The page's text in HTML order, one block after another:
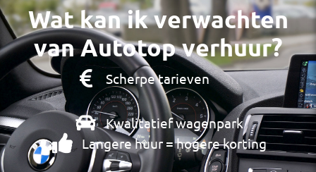
Wat kan ik verwachten
van Autotop verhuur?
Scherpe tarieven
Kwalitatief wagenpark
Langere huur = hogere korting